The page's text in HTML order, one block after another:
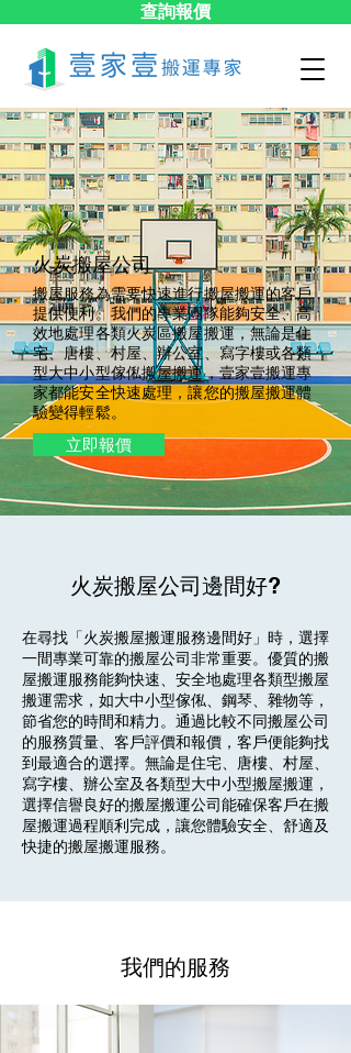
查詢報價
火炭搬屋公司
搬屋服務為需要快速進行搬屋搬運的客戶
提供便利。我們的專業團隊能夠安全、高
效地處理各類火炭區搬屋搬運，無論是住
宅、唐樓、村屋、辦公室、寫字樓或各類
型大中小型傢俬搬屋搬運，壹家壹搬運專
家都能安全快速處理，讓您的搬屋搬運體
驗變得輕鬆。
立即報價
火炭搬屋公司邊間好?
在尋找「火炭搬屋搬運服務邊間好」時，選擇
一間專業可靠的搬屋公司非常重要。優質的搬
屋搬運服務能夠快速、安全地處理各類型搬屋
搬運需求，如大中小型傢俬、鋼琴、雜物等，
節省您的時間和精力。通過比較不同搬屋公司
的服務質量、客戶評價和報價，客戶便能夠找
到最適合的選擇。無論是住宅、唐樓、村屋、
寫字樓、辦公室及各類型大中小型搬屋搬運，
選擇信譽良好的搬屋搬運公司能確保客戶在搬
屋搬運過程順利完成，讓您體驗安全、舒適及
快捷的搬屋搬運服務。
我們的服務